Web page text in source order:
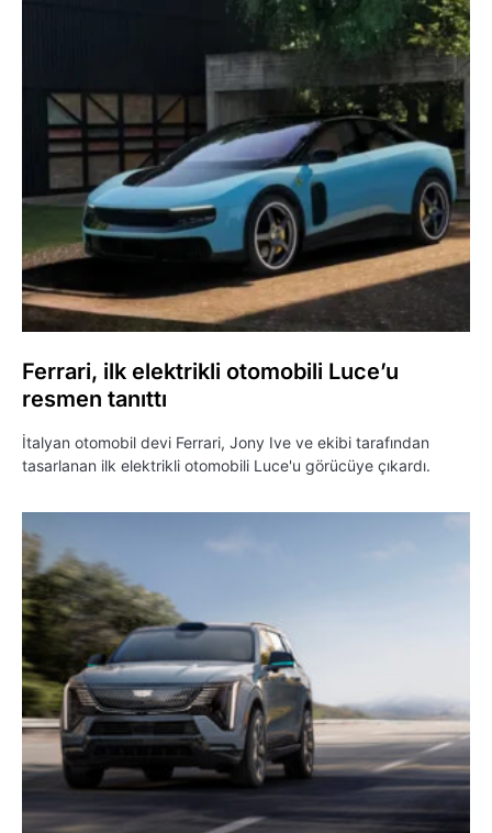
Ferrari, ilk elektrikli otomobili Luce’u
resmen tanıttı
İtalyan otomobil devi Ferrari, Jony Ive ve ekibi tarafından
tasarlanan ilk elektrikli otomobili Luce'u görücüye çıkardı.